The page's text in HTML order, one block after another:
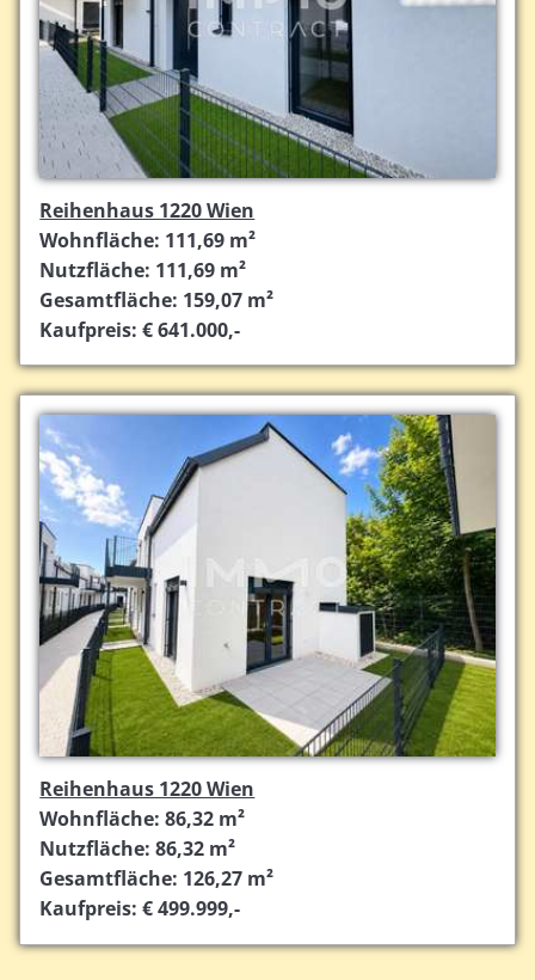
Reihenhaus 1220 Wien
Wohnfläche: 111,69 m²
Nutzfläche: 111,69 m²
Gesamtfläche: 159,07 m²
Kaufpreis: € 641.000,-
Reihenhaus 1220 Wien
Wohnfläche: 86,32 m²
Nutzfläche: 86,32 m²
Gesamtfläche: 126,27 m²
Kaufpreis: € 499.999,-